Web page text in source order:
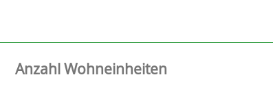
Anzahl Wohneinheiten